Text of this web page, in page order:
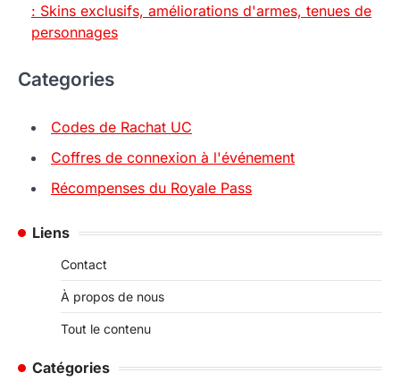
: Skins exclusifs, améliorations d'armes, tenues de
personnages
Categories
Codes de Rachat UC
Coffres de connexion à l'événement
Récompenses du Royale Pass
Liens
Contact
À propos de nous
Tout le contenu
Catégories